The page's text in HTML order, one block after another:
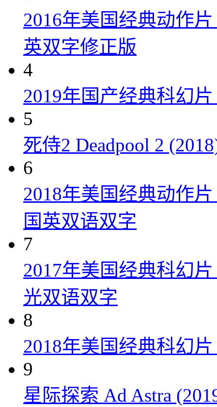
2016年美国经典动作
英双字修正版
4
2019年国产经典科幻
5
死侍2 Deadpool 2
6
2018年美国经典动作
国英双语双字
7
2017年美国经典科幻
光双语双字
8
2018年美国经典科幻
9
星际探索 Ad Astra